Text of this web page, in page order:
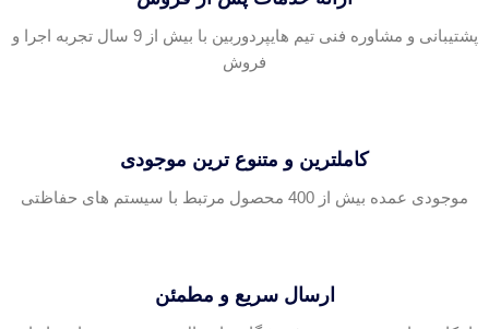
پشتیبانی و مشاوره فنی تیم هایپردوربین با بیش از 9 سال تجربه اجرا و
فروش
کاملترین و متنوع ترین موجودی
موجودی عمده بیش از 400 محصول مرتبط با سیستم های حفاظتی
ارسال سریع و مطمئن